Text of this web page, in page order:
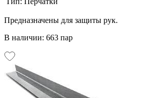
Предназначены для защиты рук.
В наличии: 663 пар